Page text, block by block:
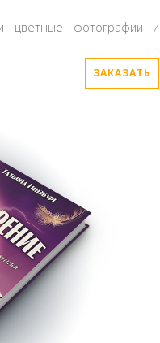
цветные фотографии и
ЗАКАЗАТЬ